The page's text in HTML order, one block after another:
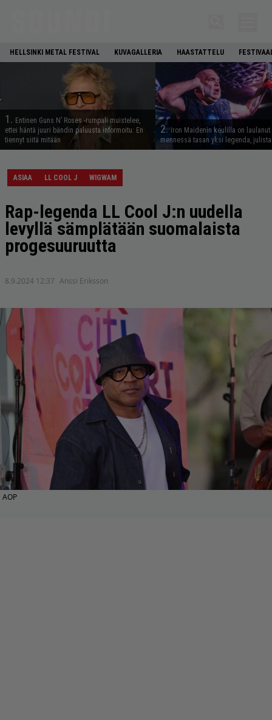
HELLSINKI METAL FESTIVAL KUVAGALLERIA HAASTATTELU
1. Entinen Guns N’ Roses -rumpali muistelee,
ettei häntä juuri bändin paluusta informoitu: En
tiennyt siitä mitään
2. Iron Maidenin keulilla on laulanut
mennessä tasan yksi legenda,
ASIAA LL COOL J WIGWAM
Rap-legenda LL Cool J:n uudella
levyllä sämplätään suomalaista
progesuuruutta
8.9.2024 12:37 Anssi Eriksson
AOP